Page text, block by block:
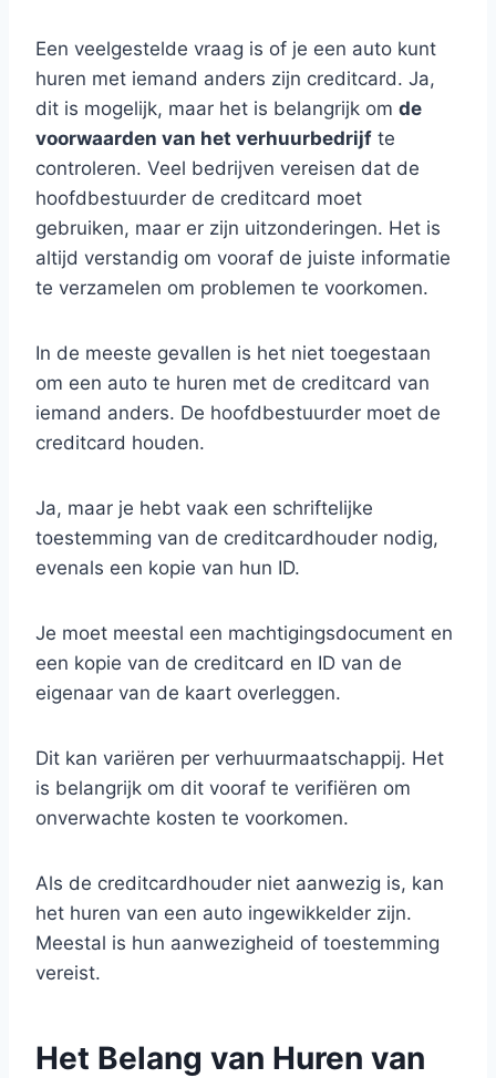
Een veelgestelde vraag is of je een auto kunt
huren met iemand anders zijn creditcard. Ja,
dit is mogelijk, maar het is belangrijk om de
voorwaarden van het verhuurbedrijf te
controleren. Veel bedrijven vereisen dat de
hoofdbestuurder de creditcard moet
gebruiken, maar er zijn uitzonderingen. Het is
altijd verstandig om vooraf de juiste informatie
te verzamelen om problemen te voorkomen.
In de meeste gevallen is het niet toegestaan
om een auto te huren met de creditcard van
iemand anders. De hoofdbestuurder moet de
creditcard houden.
Ja, maar je hebt vaak een schriftelijke
toestemming van de creditcardhouder nodig,
evenals een kopie van hun ID.
Je moet meestal een machtigingsdocument en
een kopie van de creditcard en ID van de
eigenaar van de kaart overleggen.
Dit kan variëren per verhuurmaatschappij. Het
is belangrijk om dit vooraf te verifiëren om
onverwachte kosten te voorkomen.
Als de creditcardhouder niet aanwezig is, kan
het huren van een auto ingewikkelder zijn.
Meestal is hun aanwezigheid of toestemming
vereist.
Het Belang van Huren van